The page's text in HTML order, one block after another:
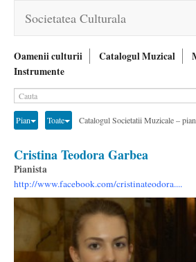
Societatea Culturala
Oamenii culturii Catalogul Muzical
Instrumente
Pian Toate Catalogul Societatii Muzicale –
Cristina Teodora Garbea
Pianista
http://www.facebook.com/cristinateodora....